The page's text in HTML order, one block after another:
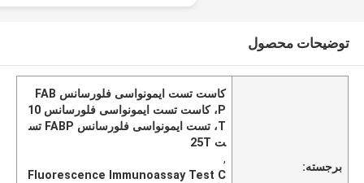
توضیحات محصول
برجسته:
کاست تست ایمونواسی فلورسانس FAB
P، کاست تست ایمونواسی فلورسانس 10
T، تست ایمونواسی فلورسانس FABP تس
ت 25T
,
Fluorescence Immunoassay Test C